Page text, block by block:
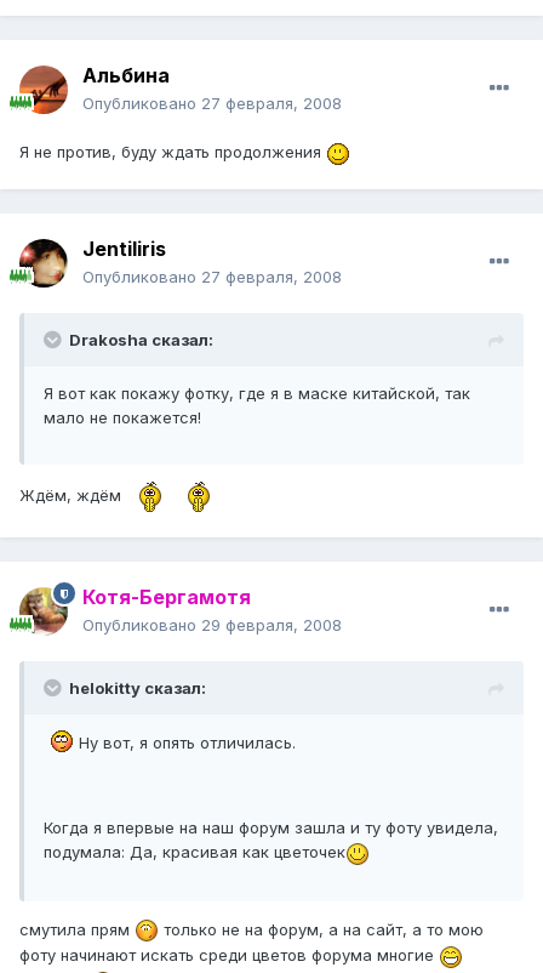
Альбина
Опубликовано 27 февраля, 2008
Я не против, буду ждать продолжения
Jentiliris
Опубликовано 27 февраля, 2008
Drakosha сказал:
Я вот как покажу фотку, где я в маске китайской, так
мало не покажется!
Ждём, ждём
Котя-Бергамотя
Опубликовано 29 февраля, 2008
helokitty сказал:
Ну вот, я опять отличилась.
Когда я впервые на наш форум зашла и ту фоту увидела,
подумала: Да, красивая как цветочек
смутила прям
только не на форум, а на сайт, а то мою
фоту начинают искать среди цветов форума многие